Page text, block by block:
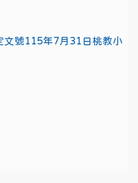
號115年7月31日桃教小